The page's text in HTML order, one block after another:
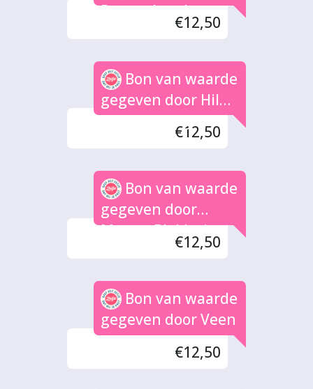
Doornebosch
€12,50
Bon van waarde
gegeven door Hilde
Scharenborg
€12,50
Bon van waarde
gegeven door
Manon Blokhuis
€12,50
Bon van waarde
gegeven door Veen
€12,50